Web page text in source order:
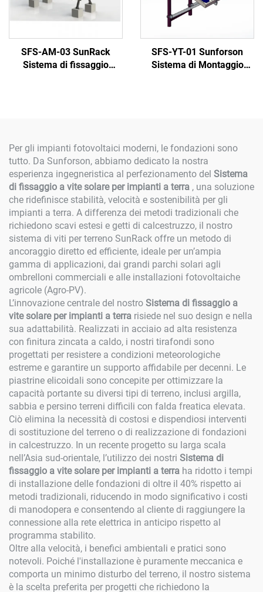
SFS-AM-03 SunRack
Sistema di fissaggio
SFS-YT-01 Sunforson
Sistema di Montaggio
Per gli impianti fotovoltaici moderni, le fondazioni sono
tutto. Da Sunforson, abbiamo dedicato la nostra
esperienza ingegneristica al perfezionamento del Sistema
di fissaggio a vite solare per impianti a terra , una soluzione
che ridefinisce stabilità, velocità e sostenibilità per gli
impianti a terra. A differenza dei metodi tradizionali che
richiedono scavi estesi e getti di calcestruzzo, il nostro
sistema di viti per terreno SunRack offre un metodo di
ancoraggio diretto ed efficiente, ideale per un’ampia
gamma di applicazioni, dai grandi parchi solari agli
ombrelloni commerciali e alle installazioni fotovoltaiche
agricole (Agro-PV).
L’innovazione centrale del nostro Sistema di fissaggio a
vite solare per impianti a terra risiede nel suo design e nella
sua adattabilità. Realizzati in acciaio ad alta resistenza
con finitura zincata a caldo, i nostri tirafondi sono
progettati per resistere a condizioni meteorologiche
estreme e garantire un supporto affidabile per decenni. Le
piastrine elicoidali sono concepite per ottimizzare la
capacità portante su diversi tipi di terreno, inclusi argilla,
sabbia e persino terreni difficili con falda freatica elevata.
Ciò elimina la necessità di costosi e dispendiosi interventi
di sostituzione del terreno o di realizzazione di fondazioni
in calcestruzzo. In un recente progetto su larga scala
nell’Asia sud-orientale, l’utilizzo dei nostri Sistema di
fissaggio a vite solare per impianti a terra ha ridotto i tempi
di installazione delle fondazioni di oltre il 40% rispetto ai
metodi tradizionali, riducendo in modo significativo i costi
di manodopera e consentendo al cliente di raggiungere la
connessione alla rete elettrica in anticipo rispetto al
programma stabilito.
Oltre alla velocità, i benefici ambientali e pratici sono
notevoli. Poiché l'installazione è puramente meccanica e
comporta un minimo disturbo del terreno, il nostro sistema
è la scelta preferita per progetti che richiedono la